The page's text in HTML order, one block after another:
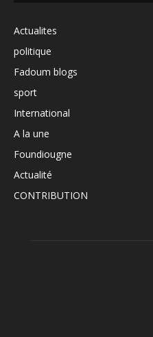
Actualites
politique
Fadoum blogs
sport
International
A la une
Foundiougne
Actualité
CONTRIBUTION